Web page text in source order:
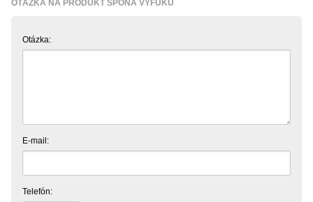
OTÁZKA NA PRODUKT SPONA VÝFUKU
Otázka:
E-mail:
Telefón: